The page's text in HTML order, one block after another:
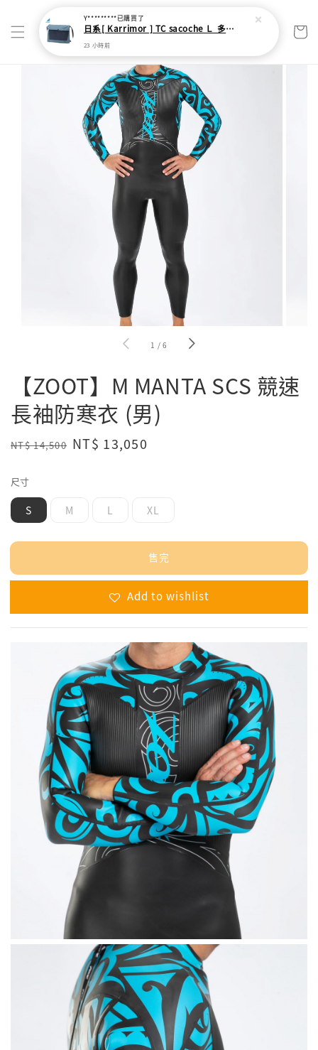
1 /6
【ZOOT】M MANTA SCS 競速
長袖防寒衣 (男)
Regular
NT$ 14,500 Sale
NT$ 13,050
尺寸
S M L XL
售完
Add to wishlist